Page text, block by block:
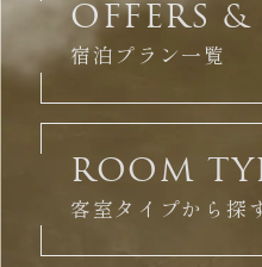
OFFERS &
宿泊プラン一覧
ROOM
客室タイプから探